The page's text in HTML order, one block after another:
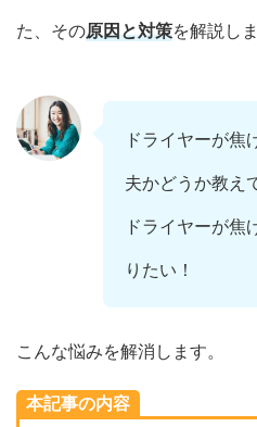
た、その原因と対策を解説しま
ドライヤーが焦
夫かどうか教え
ドライヤーが焦
りたい！
こんな悩みを解消します。
本記事の内容